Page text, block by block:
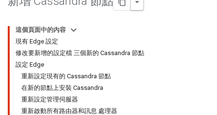
這個頁面中的內容
現有 Edge 設定
修改要新增的設定檔 三個新的 Cassandra 節點
設定 Edge
重新設定現有的 Cassandra 節點
在新的節點上安裝 Cassandra
重新設定管理伺服器
重新啟動所有路由器和訊息 處理器